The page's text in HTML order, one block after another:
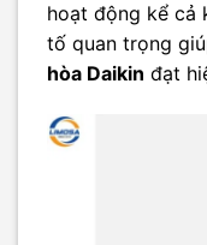
hoạt động kể cả
tố quan trọng
hòa Daikin đạt